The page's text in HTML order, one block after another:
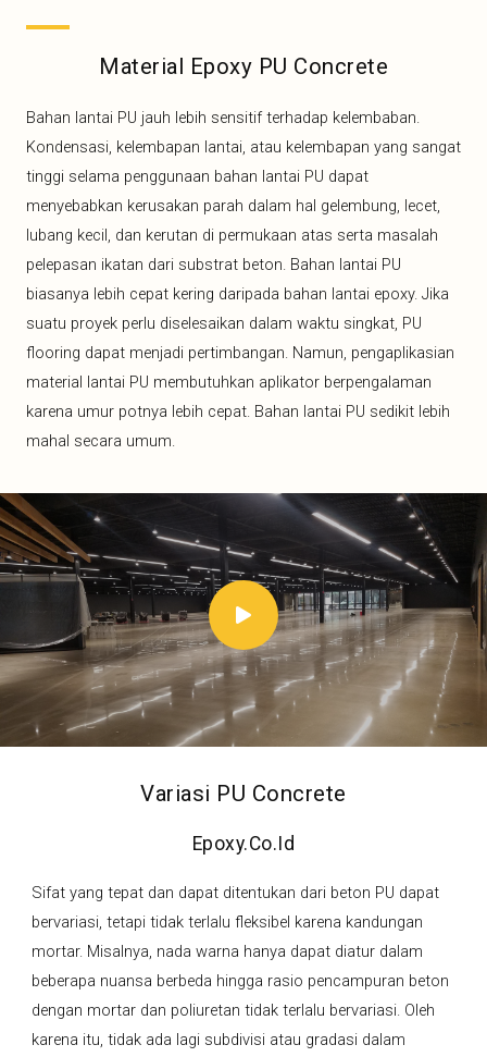
Material Epoxy PU Concrete
Bahan lantai PU jauh lebih sensitif terhadap kelembaban.
Kondensasi, kelembapan lantai, atau kelembapan yang sangat
tinggi selama penggunaan bahan lantai PU dapat
menyebabkan kerusakan parah dalam hal gelembung, lecet,
lubang kecil, dan kerutan di permukaan atas serta masalah
pelepasan ikatan dari substrat beton. Bahan lantai PU
biasanya lebih cepat kering daripada bahan lantai epoxy. Jika
suatu proyek perlu diselesaikan dalam waktu singkat, PU
flooring dapat menjadi pertimbangan. Namun, pengaplikasian
material lantai PU membutuhkan aplikator berpengalaman
karena umur potnya lebih cepat. Bahan lantai PU sedikit lebih
mahal secara umum.
Variasi PU Concrete
Epoxy.co.id
Sifat yang tepat dan dapat ditentukan dari beton PU dapat
bervariasi, tetapi tidak terlalu fleksibel karena kandungan
mortar. Misalnya, nada warna hanya dapat diatur dalam
beberapa nuansa berbeda hingga rasio pencampuran beton
dengan mortar dan poliuretan tidak terlalu bervariasi. Oleh
karena itu, tidak ada lagi subdivisi atau gradasi dalam